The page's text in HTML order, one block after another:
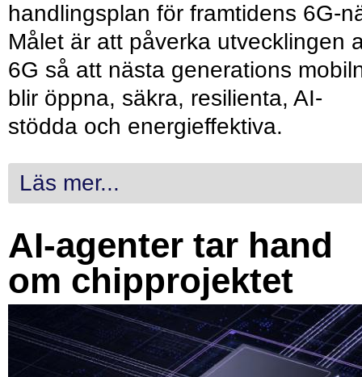
handlingsplan för framtidens 6G-
Målet är att påverka utvecklingen
6G så att nästa generations
blir öppna, säkra, resilienta, AI-
stödda och energieffektiva.
Läs mer...
AI-agenter tar hand
om chipprojektet